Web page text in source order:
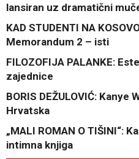
lansiran uz dramatični
KAD STUDENTI NA
Memorandum 2 – isti
FILOZOFIJA PALANKE:
zajednice
BORIS DEŽULOVIĆ: Kanye
Hrvatska
„MALI ROMAN O TIŠINI“:
intimna knjiga